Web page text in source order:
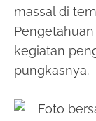
massal di
kegiatan
pungkasnya.